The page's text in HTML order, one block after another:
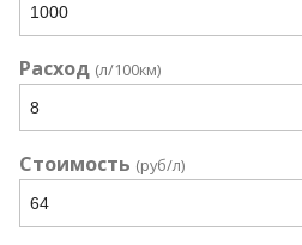
Расход (л/100км)
Стоимость (руб/л)